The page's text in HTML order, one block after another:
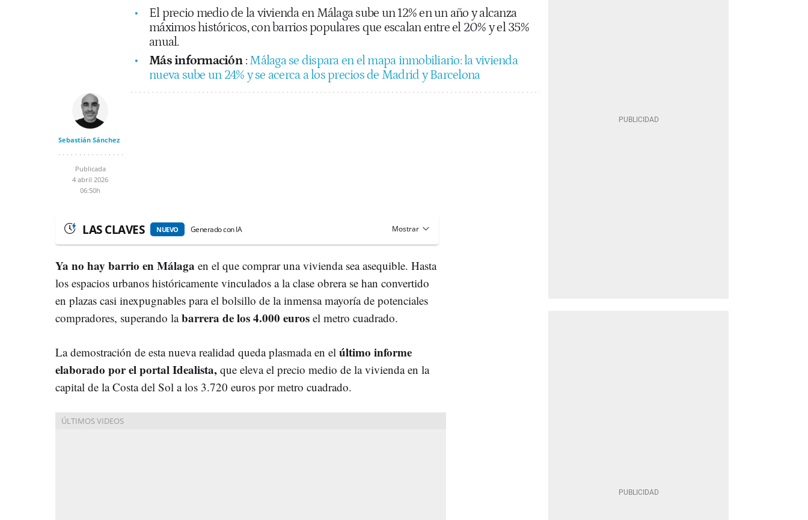
El precio medio de la vivienda en Málaga sube un 12% en un año y alcanza
máximos históricos, con barrios populares que escalan entre el 20% y el 35%
anual.
Más información : Málaga se dispara en el mapa inmobiliario: la vivienda
nueva sube un 24% y se acerca a los precios de Madrid y Barcelona
Sebastián Sánchez
Publicada
4 abril 2026
06:50h
LAS CLAVES NUEVO Generado con IA
Ya no hay barrio en Málaga en el que comprar una vivienda sea asequible. Hasta
los espacios urbanos históricamente vinculados a la clase obrera se han convertido
en plazas casi inexpugnables para el bolsillo de la inmensa mayoría de potenciales
compradores, superando labarrera de los 4.000 euros el metro cuadrado.
La demostración de esta nueva realidad queda plasmada en el último informe
elaborado por el portal Idealista, que eleva el precio medio de la vivienda en la
capital de la Costa del Sol a los 3.720 euros por metro cuadrado.